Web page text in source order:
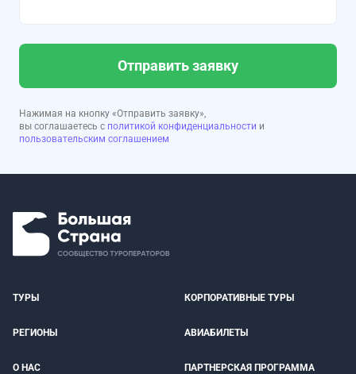
Отправить заявку
Нажимая на кнопку «Отправить заявку»,
вы соглашаетесь с политикой конфиденциальности и
пользовательским соглашением
ТУРЫ КОРПОРАТИВНЫЕ ТУРЫ
РЕГИОНЫ АВИАБИЛЕТЫ
О НАС ПАРТНЕРСКАЯ ПРОГРАММА